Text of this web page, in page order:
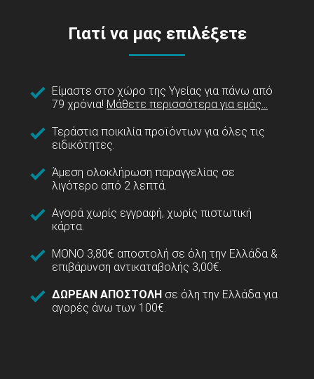
Γιατί να μας επιλέξετε
Είμαστε στο χώρο της Υγείας για πάνω από
79 χρόνια! Μάθετε περισσότερα για εμάς...
Τεράστια ποικιλία προϊόντων για όλες τις
ειδικότητες.
Άμεση ολοκλήρωση παραγγελίας σε
λιγότερο από 2 λεπτά.
Αγορά χωρίς εγγραφή, χωρίς πιστωτική
κάρτα.
ΜΟΝΟ 3,80€ αποστολή σε όλη την Ελλάδα &
επιβάρυνση αντικαταβολής 3,00€.
ΔΩΡΕΑΝ ΑΠΟΣΤΟΛΗ σε όλη την Ελλάδα για
αγορές άνω των 100€.